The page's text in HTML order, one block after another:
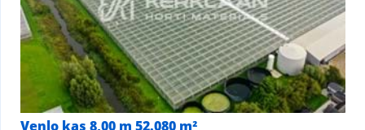
Venlo kas 8,00 m 52.080 m²